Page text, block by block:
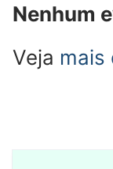
Nenhum
Veja mais